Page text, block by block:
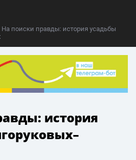
На поиски правды: история усадьбы
история